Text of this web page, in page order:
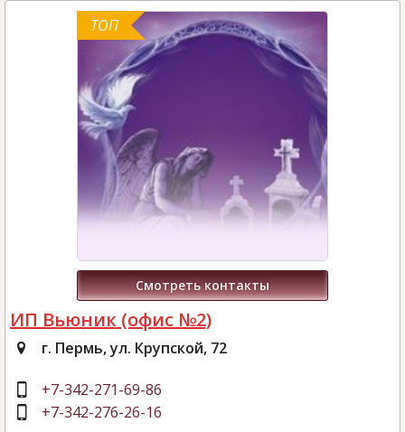
ТОП
Смотреть контакты
ИП Вьюник (офис №2)
г. Пермь, ул. Крупской, 72
+7-342-271-69-86
+7-342-276-26-16